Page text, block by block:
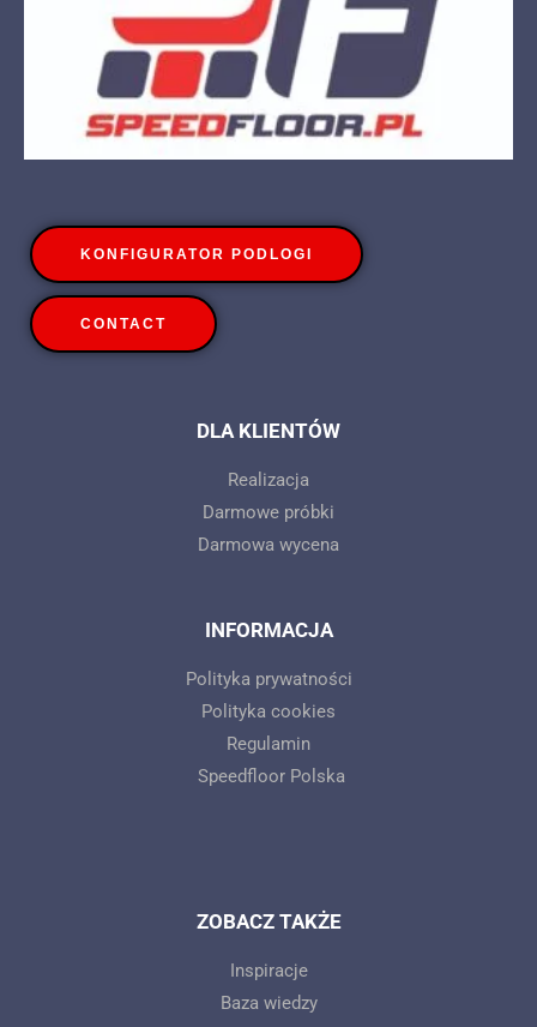
KONFIGURATOR PODLOGI
CONTACT
DLA KLIENTÓW
Realizacja
Darmowe próbki
Darmowa wycena
INFORMACJA
Polityka prywatności
Polityka cookies
Regulamin
Speedfloor Polska
ZOBACZ TAKŻE
Inspiracje
Baza wiedzy